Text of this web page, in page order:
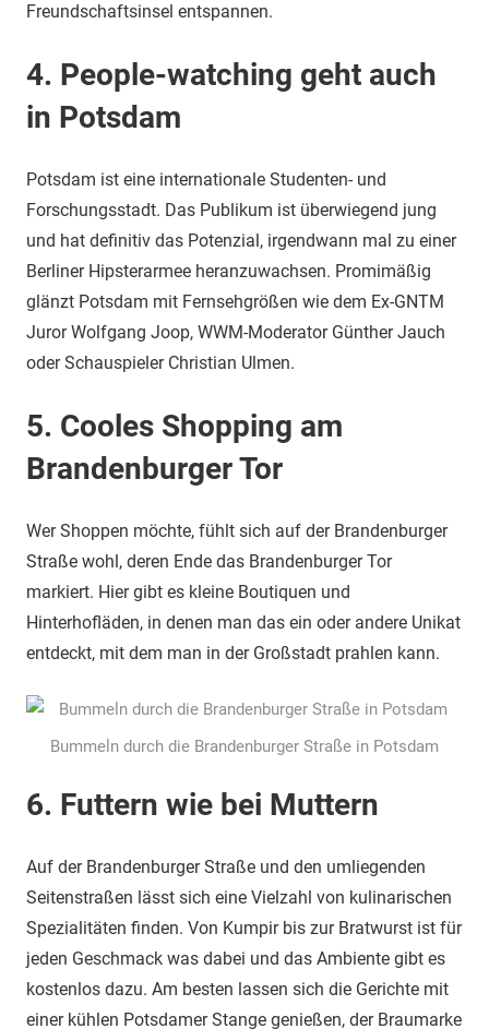
Freundschaftsinsel entspannen.
4. People-watching geht auch
in Potsdam
Potsdam ist eine internationale Studenten- und
Forschungsstadt. Das Publikum ist überwiegend jung
und hat definitiv das Potenzial, irgendwann mal zu einer
Berliner Hipsterarmee heranzuwachsen. Promimäßig
glänzt Potsdam mit Fernsehgrößen wie dem Ex-GNTM
Juror Wolfgang Joop, WWM-Moderator Günther Jauch
oder Schauspieler Christian Ulmen.
5. Cooles Shopping am
Brandenburger Tor
Wer Shoppen möchte, fühlt sich auf der Brandenburger
Straße wohl, deren Ende das Brandenburger Tor
markiert. Hier gibt es kleine Boutiquen und
Hinterhofläden, in denen man das ein oder andere Unikat
entdeckt, mit dem man in der Großstadt prahlen kann.
Bummeln durch die Brandenburger Straße in Potsdam
6. Futtern wie bei Muttern
Auf der Brandenburger Straße und den umliegenden
Seitenstraßen lässt sich eine Vielzahl von kulinarischen
Spezialitäten finden. Von Kumpir bis zur Bratwurst ist für
jeden Geschmack was dabei und das Ambiente gibt es
kostenlos dazu. Am besten lassen sich die Gerichte mit
einer kühlen Potsdamer Stange genießen, der Braumarke